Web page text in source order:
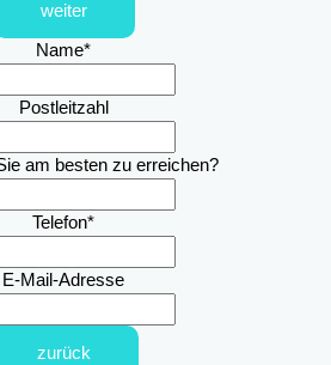
weiter
Name*
Postleitzahl
am besten zu erreichen?
Telefon*
E-Mail-Adresse
zurück